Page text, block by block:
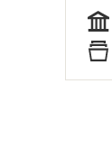
Tid
Typ